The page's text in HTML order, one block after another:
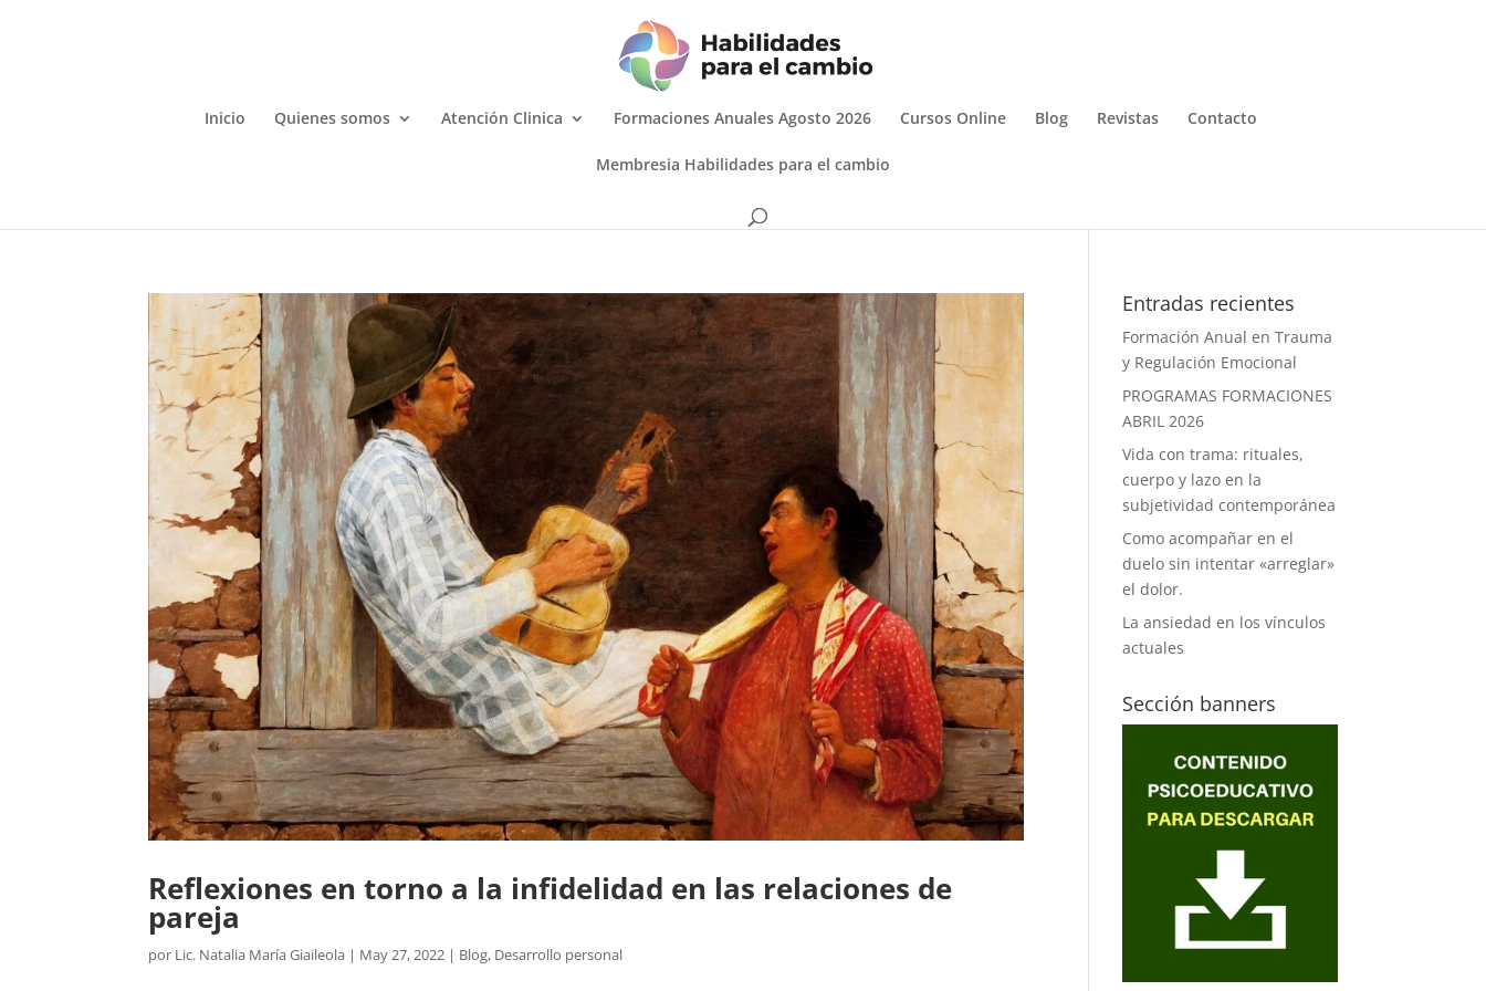
Inicio Quienes somos Atención Clinica Formaciones Anuales Agosto 2026 Cursos Online Blog Revistas Contacto
Membresia Habilidades para el cambio
Reflexiones en torno a la infidelidad en las relaciones de
pareja
por Lic. Natalia María Giaileola | May 27, 2022 | Blog, Desarrollo personal
Entradas recientes
Formación Anual en Trauma
y Regulación Emocional
PROGRAMAS FORMACIONES
ABRIL 2026
Vida con trama: rituales,
cuerpo y lazo en la
subjetividad contemporánea
Como acompañar en el
duelo sin intentar «arreglar»
el dolor.
La ansiedad en los vínculos
actuales
Sección banners